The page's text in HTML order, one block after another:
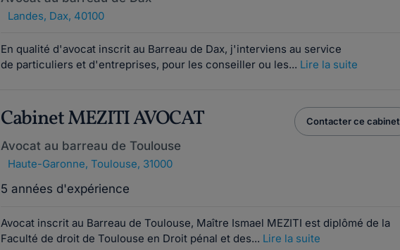
Landes, Dax, 40100
En qualité d'avocat inscrit au Barreau de Dax, j'interviens au service
de particuliers et d'entreprises, pour les conseiller ou les... Lire la suite
Cabinet MEZITI AVOCAT
Avocat au barreau de Toulouse
Haute-Garonne, Toulouse, 31000
5 années d'expérience
Contacter ce cabinet
Avocat inscrit au Barreau de Toulouse, Maître Ismael MEZITI est diplômé de la
Faculté de droit de Toulouse en Droit pénal et des... Lire la suite